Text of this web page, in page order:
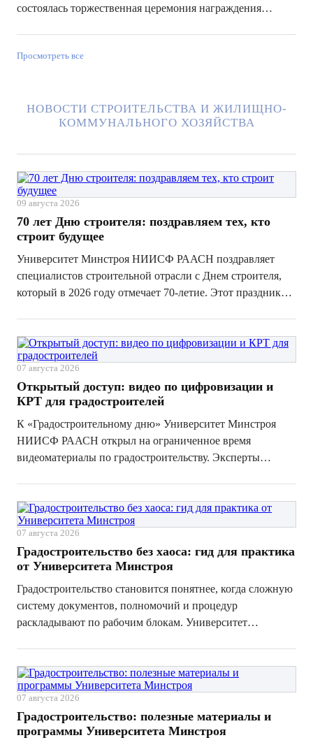
состоялась торжественная церемония награждения
2025/26» — одного из главнейших отраслевых проектов,
Просмотреть все
НОВОСТИ СТРОИТЕЛЬСТВА И ЖИЛИЩНО-
КОММУНАЛЬНОГО ХОЗЯЙСТВА
09 августа 2026
70 лет Дню строителя: поздравляем тех, кто
строит будущее
Университет Минстроя НИИСФ РААСН поздравляет
специалистов строительной отрасли с Днем строителя,
который в 2026 году отмечает 70-летие. Этот праздник
современные города, надеж...
07 августа 2026
Открытый доступ: видео по цифровизации и
КРТ для градостроителей
К «Градостроительному дню» Университет Минстроя
НИИСФ РААСН открыл на ограниченное время
видеоматериалы по градостроительству. Эксперты
интерактивные карты, вовлечение жителей и прав...
07 августа 2026
Градостроительство без хаоса: гид для практика
от Университета Минстроя
Градостроительство становится понятнее, когда сложную
систему документов, полномочий и процедур
раскладывают по рабочим блокам. Университет
ПЗЗ, ГПЗУ, мастер-планах, КРТ и цифровых инструме...
07 августа 2026
Градостроительство: полезные материалы и
программы Университета Минстроя